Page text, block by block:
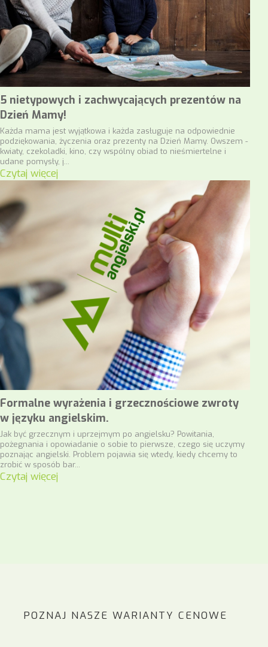
5 nietypowych i zachwycających prezentów na
Dzień Mamy!
Każda mama jest wyjątkowa i każda zasługuje na odpowiednie
podziękowania, życzenia oraz prezenty na Dzień Mamy. Owszem -
kwiaty, czekoladki, kino, czy wspólny obiad to nieśmiertelne i
udane pomysły, j...
Czytaj więcej
Formalne wyrażenia i grzecznościowe zwroty
w języku angielskim.
Jak być grzecznym i uprzejmym po angielsku? Powitania,
pożegnania i opowiadanie o sobie to pierwsze, czego się uczymy
poznając angielski. Problem pojawia się wtedy, kiedy chcemy to
zrobić w sposób bar...
Czytaj więcej
POZNAJ NASZE WARIANTY CENOWE